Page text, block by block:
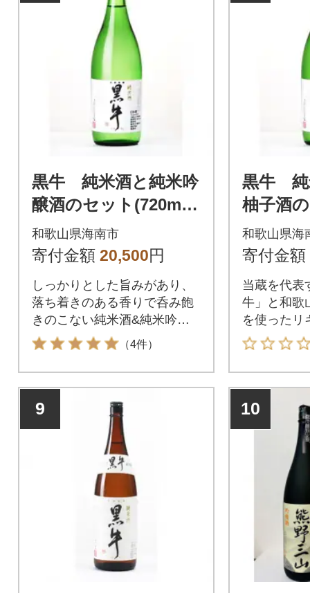
黒牛 純米酒と純米吟
醸酒のセット(720ml×
3本)
和歌山県海南市
寄付金額 20,500円
しっかりとした旨みがあり、
落ち着きのある香りで呑み飽
きのこない純米酒&純米吟醸
酒です。
（4件）
黒牛 純
柚子酒
l×3本)
和歌山県海
寄付金額
当蔵を代表
牛」と和歌
を使ったリ
です。
9 10